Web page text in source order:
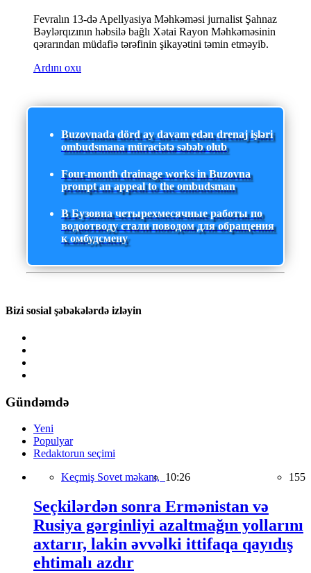
Fevralın 13-də Apellyasiya Məhkəməsi jurnalist Şahnaz
Bəylərqızının həbsilə bağlı Xətai Rayon Məhkəməsinin
qərarından müdafiə tərəfinin şikayətini təmin etməyib.
Ardını oxu
Buzovnada dörd ay davam edən drenaj işləri
ombudsmana müraciətə səbəb olub
Four-month drainage works in Buzovna
prompt an appeal to the ombudsman
В Бузовна четырехмесячные работы по
водоотводу стали поводом для обращения
к омбудсмену
Bizi sosial şəbəkələrdə izləyin
Gündəmdə
Yeni
Populyar
Redaktorun seçimi
Keçmiş Sovet məkanı, 10:26 155
Seçkilərdən sonra Ermənistan və
Rusiya gərginliyi azaltmağın yollarını
axtarır, lakin əvvəlki ittifaqa qayıdış
ehtimalı azdır